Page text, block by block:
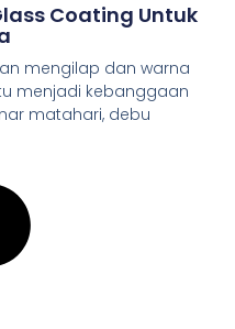
Coating Untuk
mengilap dan warna
menjadi kebanggaan
matahari, debu